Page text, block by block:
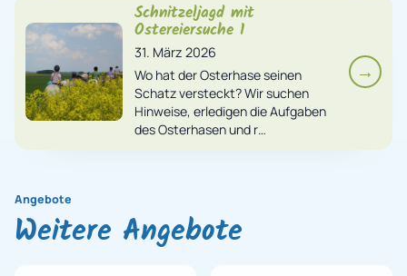
Schnitzeljagd mit
Ostereiersuche 1
31. März 2026
Wo hat der Osterhase seinen
Schatz versteckt? Wir suchen
Hinweise, erledigen die Aufgaben
des Osterhasen und r…
→
Angebote
Weitere Angebote